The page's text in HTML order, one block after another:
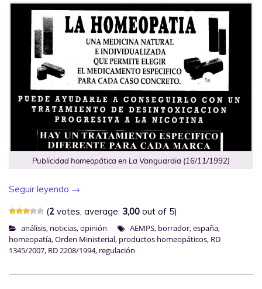
Publicidad homeopática en La Vanguardia (16/11/1992)
Seguir leyendo →
(2 votes, average: 3,00 out of 5)
análisis, noticias,opinión AEMPS, borrador,españa,
homeopatía,Orden Ministerial, productos homeopáticos, RD
1345/2007, RD 2208/1994, regulación